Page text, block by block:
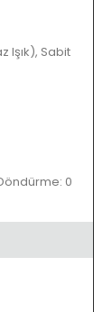
Işık), Sabit
0